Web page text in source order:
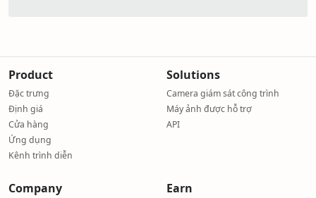
Product
Đặc trưng
Định giá
Cửa hàng
Ứng dụng
Kênh trình diễn
Solutions
Camera giám sát công trình
Máy ảnh được hỗ trợ
API
Company Earn